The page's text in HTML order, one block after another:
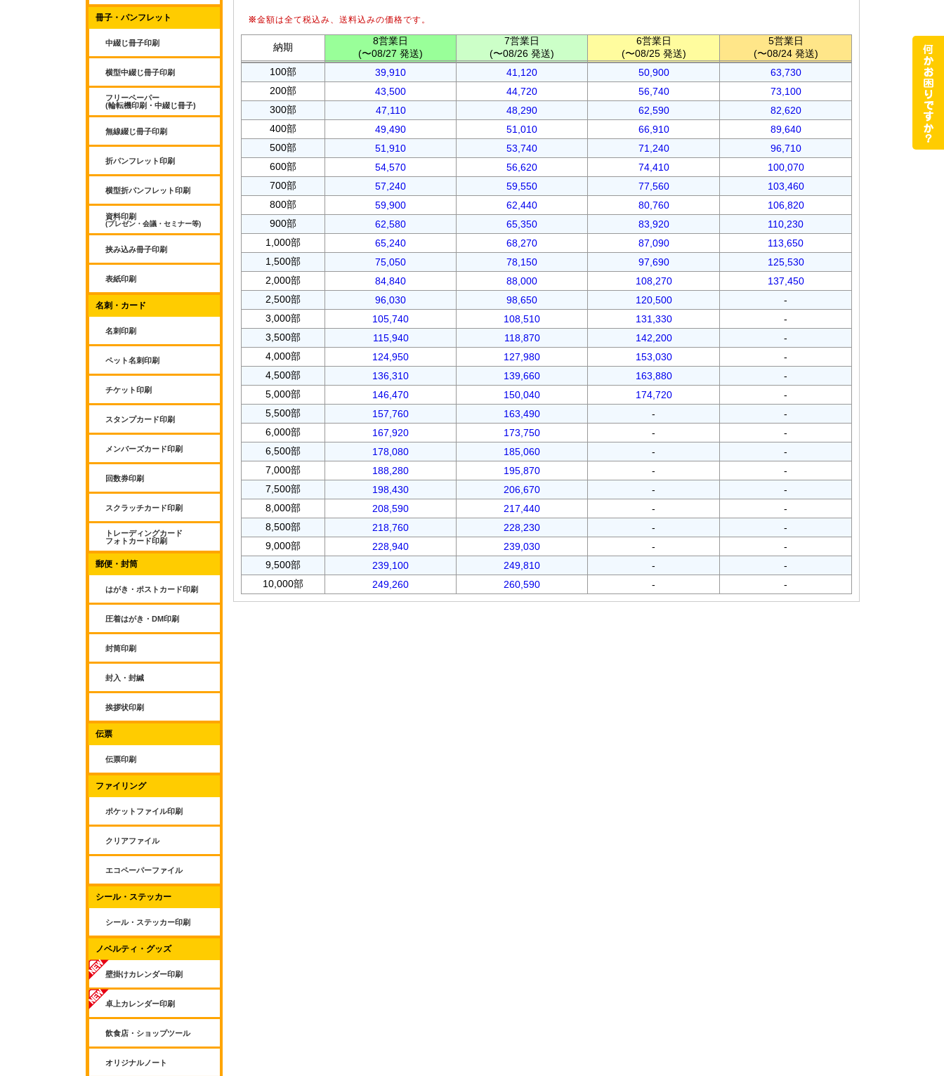
※金額は全て税込み、送料込みの価格です。
納期
8営業日
(〜08/27 発送)
7営業日
(〜08/26 発送)
6営業日
(〜08/25 発送)
5営業日
(〜08/24 発送)
100部
39,910 41,120 50,900
63,730
200部
43,500 44,720 56,740
73,100
300部
47,110 48,290 62,590
82,620
400部
49,490 51,010 66,910
89,640
500部
51,910 53,740 71,240
96,710
600部
54,570 56,620 74,410
100,070
700部
57,240 59,550 77,560
103,460
800部
59,900 62,440 80,760
106,820
900部
62,580 65,350 83,920
110,230
1,000部
65,240 68,270 87,090
113,650
1,500部
75,050 78,150 97,690
125,530
2,000部
84,840 88,000 108,270
137,450
2,500部
96,030 98,650 120,500
-
3,000部
105,740 108,510 131,330
-
3,500部
115,940 118,870 142,200
-
4,000部
124,950 127,980 153,030
-
4,500部
136,310 139,660 163,880
-
5,000部
146,470 150,040 174,720
-
5,500部
157,760 163,490 -
-
6,000部
167,920 173,750 -
-
6,500部
178,080 185,060 -
-
7,000部
188,280 195,870 -
-
7,500部
198,430 206,670 -
-
8,000部
208,590 217,440 -
-
8,500部
218,760 228,230 -
-
9,000部
228,940 239,030 -
-
9,500部
239,100 249,810 -
-
10,000部
249,260 260,590 - -
冊子・パンフレット
中綴じ冊子印刷
横型中綴じ冊子印刷
フリーペーパー
(輪転機印刷・中綴じ冊子)
無線綴じ冊子印刷
折パンフレット印刷
横型折パンフレット印刷
資料印刷
(プレゼン・会議・セミナー等)
挟み込み冊子印刷
表紙印刷
名刺・カード
名刺印刷
ペット名刺印刷
チケット印刷
スタンプカード印刷
メンバーズカード印刷
回数券印刷
スクラッチカード印刷
トレーディングカード
フォトカード印刷
郵便・封筒
はがき・ポストカード印刷
圧着はがき・DM印刷
封筒印刷
封入・封緘
挨拶状印刷
伝票
伝票印刷
ファイリング
ポケットファイル印刷
クリアファイル
エコペーパーファイル
シール・ステッカー
シール・ステッカー印刷
ノベルティ・グッズ
壁掛けカレンダー印刷
卓上カレンダー印刷
飲食店・ショップツール
オリジナルノート